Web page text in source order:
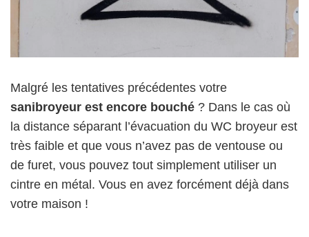
Malgré les tentatives précédentes votre
sanibroyeur est encore bouché ? Dans le cas où
la distance séparant l’évacuation du WC broyeur est
très faible et que vous n’avez pas de ventouse ou
de furet, vous pouvez tout simplement utiliser un
cintre en métal. Vous en avez forcément déjà dans
votre maison !